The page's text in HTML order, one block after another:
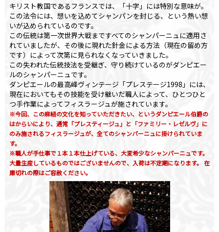
キリスト教国であるフランスでは、「十字」には特別な意味が。
この法令には、想いを込めてシャンパンを封じる、という熱い想
いが込められているのです。
この伝統は第一次世界大戦まですべてのシャンパーニュに適用さ
れていましたが、その後に現れた針金による方法（現在の留め方
です）によって次第に見られなくなっていきました。
この失われた伝統技法を受継ぎ、守り続けているのがダンピエー
ルのシャンパーニュです。
ダンピエールの最高峰ヴィンテージ「プレステージ1998」には、
現在においてもその技能を受け継いだ職人によって、ひとつひと
つ手作業によってフィスラージュが施されています。
※今回、この麻紐の文化を知っていただきたい、というダンピエール伯爵の
はからいにより、通常「プレスティージュ」と「ファミリー・レゼルヴ」に
のみ施されるフィスラージュが、全てのシャンパーニュに掛けられていま
す。
※職人が手仕事で１本１本仕上げている、大変希少なシャンパーニュです。
大量生産しているものではございませんので、入荷は不定期になります。 在
庫切れの際はご容赦ください。